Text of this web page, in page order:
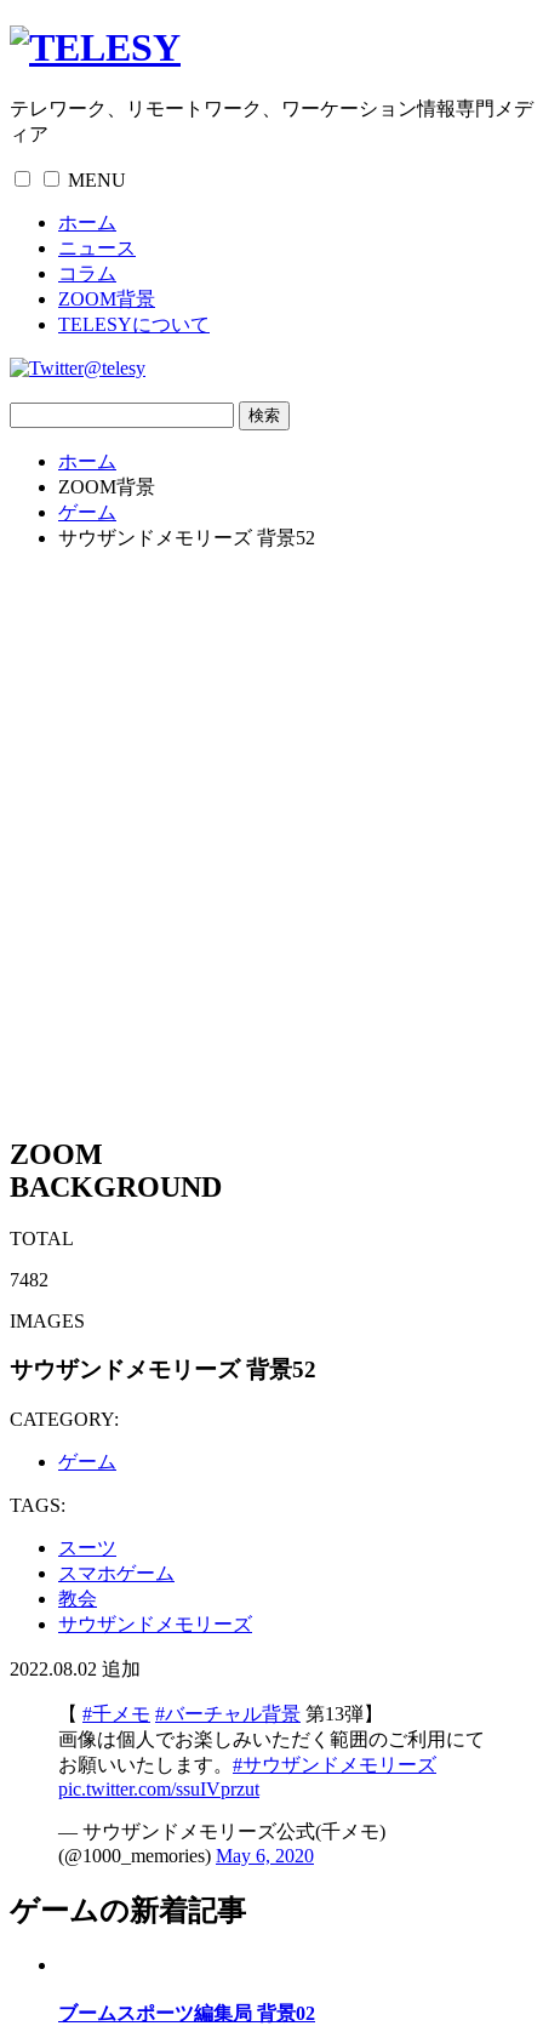
テレワーク、リモートワーク、ワーケーション情報専門メデ
ィア
MENU
ホーム
ニュース
コラム
ZOOM背景
TELESYについて
@telesy
ホーム
ZOOM背景
ゲーム
サウザンドメモリーズ 背景52
ZOOM
BACKGROUND
TOTAL
7482
IMAGES
サウザンドメモリーズ 背景52
CATEGORY:
ゲーム
TAGS:
スーツ
スマホゲーム
教会
サウザンドメモリーズ
2022.08.02 追加
【 #千メモ #バーチャル背景 第13弾】
画像は個人でお楽しみいただく範囲のご利用にて
お願いいたします。 #サウザンドメモリーズ
pic.twitter.com/ssuIVprzut
— サウザンドメモリーズ公式(千メモ)
(@1000_memories) May 6, 2020
ゲームの新着記事
ブームスポーツ編集局 背景02